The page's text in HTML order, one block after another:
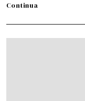
Continua